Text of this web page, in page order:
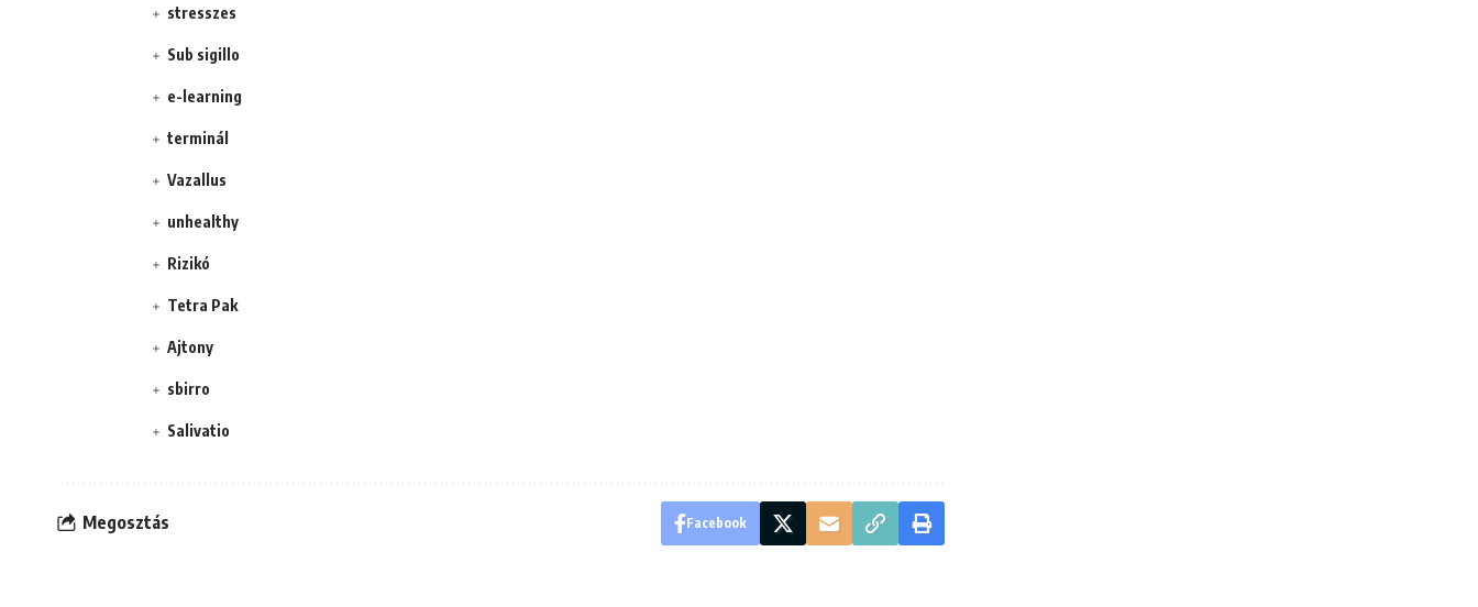
stresszes
Sub sigillo
e-learning
terminál
Vazallus
unhealthy
Rizikó
Tetra Pak
Ajtony
sbirro
Salivatio
Megosztás Facebook